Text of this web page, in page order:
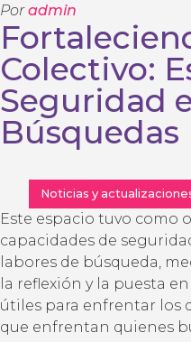
Poradmin
Colectivo:
Seguridad
Búsquedas
Noticias y
Este espacio tuvo como
capacidades de
labores de búsqueda,
la reflexión y la puesta
útiles para enfrentar los
que enfrentan quienes